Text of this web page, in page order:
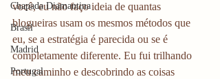
Chapada Diamantina
Brasil
Madrid
Portugal
você, eu não faço ideia de quantas
blogueiras usam os mesmos métodos que
eu, se a estratégia é parecida ou se é
completamente diferente. Eu fui trilhando
meu caminho e descobrindo as coisas